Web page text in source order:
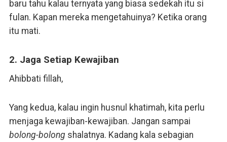
baru tahu kalau ternyata yang biasa sedekah itu si
fulan. Kapan mereka mengetahuinya? Ketika orang
itu mati.
2. Jaga Setiap Kewajiban
Ahibbati fillah,
Yang kedua, kalau ingin husnul khatimah, kita perlu
menjaga kewajiban-kewajiban. Jangan sampai
bolong-bolong shalatnya. Kadang kala sebagian